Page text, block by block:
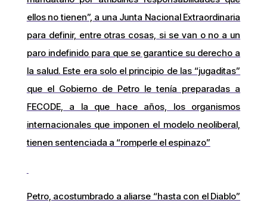
ellos no tienen”, a una Junta Nacional Extraordinaria
para definir, entre otras cosas, si se van o no a un
paro indefinido para que se garantice su derecho a
la salud. Este era solo el principio de las “jugaditas”
que el Gobierno de Petro le tenía preparadas a
FECODE, a la que hace años, los organismos
internacionales que imponen el modelo neoliberal,
tienen sentenciada a “romperle el espinazo”
Petro, acostumbrado a aliarse “hasta con el Diablo”